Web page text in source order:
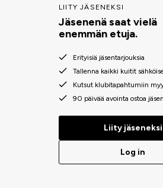
LIITY JÄSENEKSI
Jäsenenä saat vielä
enemmän etuja.
Erityisiä jäsentarjouksia
Tallenna kaikki kuitit
Kutsut klubitapahtumiin
90 päivää avointa ostoa
Liity jäseneksi
Log in